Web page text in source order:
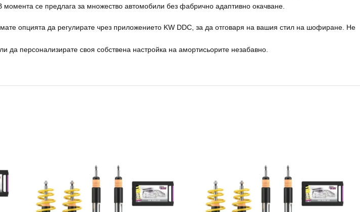
момента се предлага за множество автомобили без фабрично адаптивно окачване.
опцията да регулирате чрез приложението KW DDC, за да отговаря на вашия стил на шофиране. Не
персонализирате своя собствена настройка на амортисьорите незабавно.